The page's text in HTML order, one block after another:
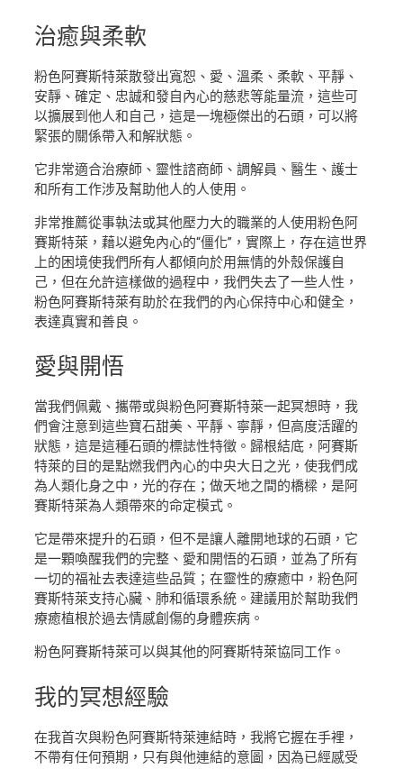
治癒與柔軟
粉色阿賽斯特萊散發出寬恕、愛、溫柔、柔軟、平靜、
安靜、確定、忠誠和發自內心的慈悲等能量流，這些可
以擴展到他人和自己，這是一塊極傑出的石頭，可以將
緊張的關係帶入和解狀態。
它非常適合治療師、靈性諮商師、調解員、醫生、護士
和所有工作涉及幫助他人的人使用。
非常推薦從事執法或其他壓力大的職業的人使用粉色阿
賽斯特萊，藉以避免內心的“僵化”，實際上，存在這世界
上的困境使我們所有人都傾向於用無情的外殼保護自
己，但在允許這樣做的過程中，我們失去了一些人性，
粉色阿賽斯特萊有助於在我們的內心保持中心和健全，
表達真實和善良。
愛與開悟
當我們佩戴、攜帶或與粉色阿賽斯特萊一起冥想時，我
們會注意到這些寶石甜美、平靜、寧靜，但高度活躍的
狀態，這是這種石頭的標誌性特徵。歸根結底，阿賽斯
特萊的目的是點燃我們內心的中央大日之光，使我們成
為人類化身之中，光的存在；做天地之間的橋樑，是阿
賽斯特萊為人類帶來的命定模式。
它是帶來提升的石頭，但不是讓人離開地球的石頭，它
是一顆喚醒我們的完整、愛和開悟的石頭，並為了所有
一切的福祉去表達這些品質；在靈性的療癒中，粉色阿
賽斯特萊支持心臟、肺和循環系統。建議用於幫助我們
療癒植根於過去情感創傷的身體疾病。
粉色阿賽斯特萊可以與其他的阿賽斯特萊協同工作。
我的冥想經驗
在我首次與粉色阿賽斯特萊連結時，我將它握在手裡，
不帶有任何預期，只有與他連結的意圖，因為已經感受